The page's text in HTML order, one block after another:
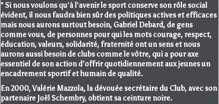
" Si nous voulons qu'à l'avenir le sport conserve son rôle social
évident, il nous faudra bien sûr des politiques actives et efficaces
mais nous aurons surtout besoin, Gabriel Debard, de gens
comme vous, de personnes pour qui les mots courage, respect,
éducation, valeurs, solidarité, fraternité ont un sens et nous
aurons aussi besoin de clubs comme le vôtre, qui a pour axe
essentiel de son action d'offrir quotidiennement aux jeunes un
encadrement sportif et humain de qualité.
En 2000, Valérie Mazzola, la dévouée secrétaire du Club, avec son
partenaire Joël Schembry, obtient sa ceinture noire.